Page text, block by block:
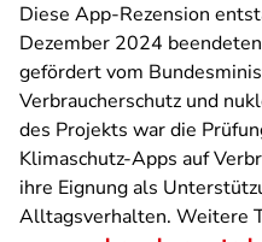
Diese App-Rezension
Dezember 2024
gefördert vom
Verbraucherschutz und
des Projekts war die
Klimaschutz-Apps auf
ihre Eignung als
Alltagsverhalten. Weitere